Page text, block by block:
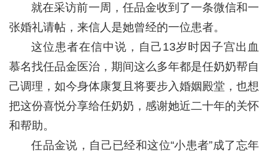
就在采访前一周，任品金收到了一条微信和一
张婚礼请帖，来信人是她曾经的一位患者。
这位患者在信中说，自己13岁时因子宫出血
慕名找任品金医治，期间这么多年都是任奶奶帮自
己调理，如今身体康复且将要步入婚姻殿堂，也想
把这份喜悦分享给任奶奶，感谢她近二十年的关怀
和帮助。
任品金说，自己已经和这位“小患者”成了忘年